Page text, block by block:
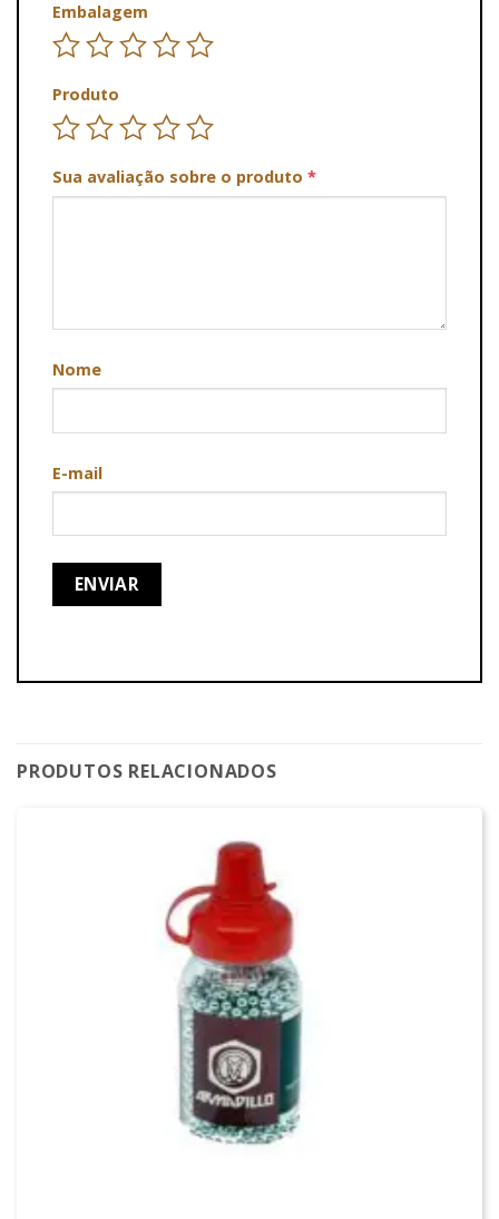
Embalagem
Produto
Sua avaliação sobre o produto *
Nome
E-mail
PRODUTOS RELACIONADOS